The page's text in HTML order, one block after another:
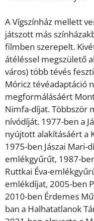
A Vígszínház mellett
játszott más
filmben szerepelt.
átéléssel megszülető
város) több tévés
Móricz tévéadaptáció
megformálásáért
Nimfa-díjat. Többször
nívódíját. 1977-ben a
nyújtott alakításáért a
1975-ben Jászai Mari-
emlékgyűrűt, 1987-
Ruttkai Éva-
emlékdíjat, 2005-ben
2010-ben Érdemes
ban a Halhatatlanok